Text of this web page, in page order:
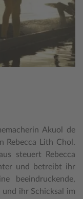
Akuol de
Rebecca Lith Chol.
steuert Rebecca
und betreibt ihr
beeindruckende,
ihr Schicksal im